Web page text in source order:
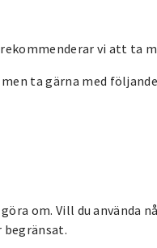
vi att ta
ta gärna med
om. Vill du använda
begränsat.